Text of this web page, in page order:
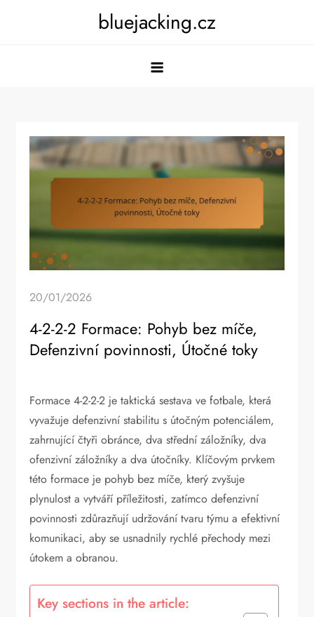
bluejacking.cz
20/01/2026
4-2-2-2 Formace: Pohyb bez míče,
Defenzivní povinnosti, Útočné toky
Formace 4-2-2-2 je taktická sestava ve fotbale, která
vyvažuje defenzivní stabilitu s útočným potenciálem,
zahrnující čtyři obránce, dva střední záložníky, dva
ofenzivní záložníky a dva útočníky. Klíčovým prvkem
této formace je pohyb bez míče, který zvyšuje
plynulost a vytváří příležitosti, zatímco defenzivní
povinnosti zdůrazňují udržování tvaru týmu a efektivní
komunikaci, aby se usnadnily rychlé přechody mezi
útokem a obranou.
Key sections in the article: